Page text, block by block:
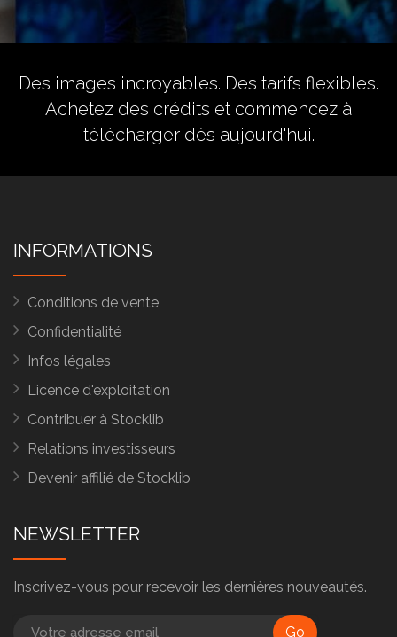
Des images incroyables. Des tarifs flexibles.
Achetez des crédits et commencez à
télécharger dès aujourd'hui.
INFORMATIONS
Conditions de vente
Confidentialité
Infos légales
Licence d'exploitation
Contribuer à Stocklib
Relations investisseurs
Devenir affilié de Stocklib
NEWSLETTER
Inscrivez-vous pour recevoir les dernières nouveautés.
Go